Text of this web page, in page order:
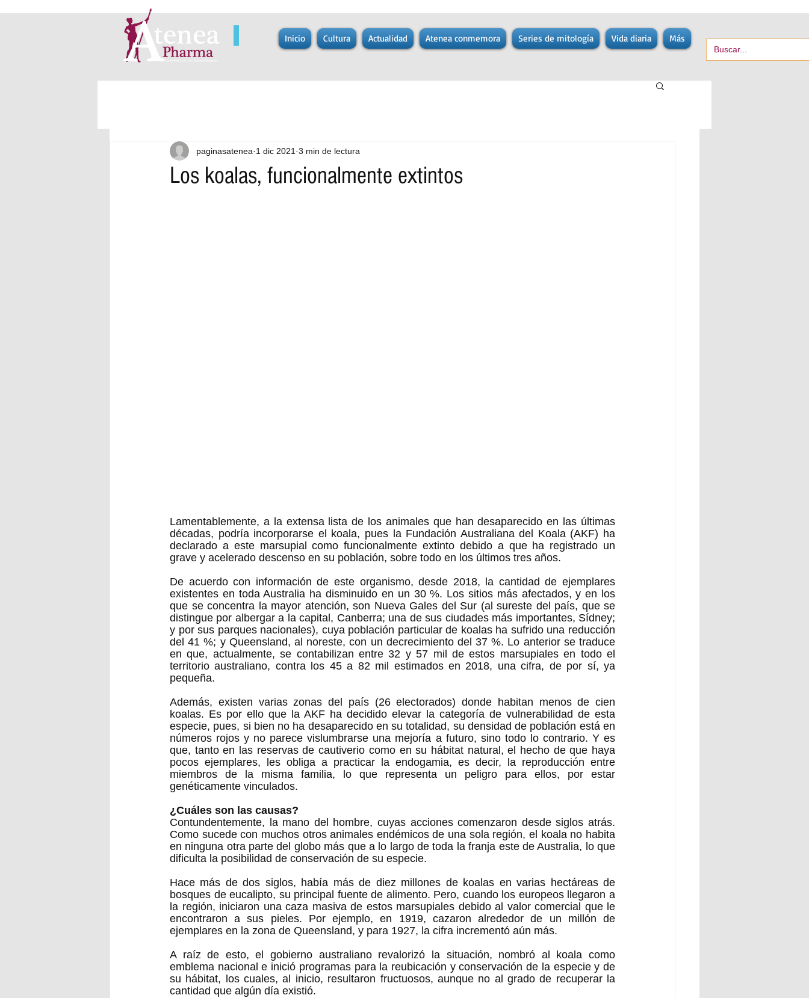
Inicio Cultura Actualidad Atenea conmemora Series de mitología Vida diaria Más
Los koalas, funcionalmente extintos
paginasatenea 1 dic 2021 3 min de lectura
Lamentablemente, a la extensa lista de los animales que han desaparecido en las últimas
décadas, podría incorporarse el koala, pues la Fundación Australiana del Koala (AKF) ha
declarado a este marsupial como funcionalmente extinto debido a que ha registrado un
grave y acelerado descenso en su población, sobre todo en los últimos tres años.
De acuerdo con información de este organismo, desde 2018, la cantidad de ejemplares
existentes en toda Australia ha disminuido en un 30 %. Los sitios más afectados, y en los
que se concentra la mayor atención, son Nueva Gales del Sur (al sureste del país, que se
distingue por albergar a la capital, Canberra; una de sus ciudades más importantes, Sídney;
y por sus parques nacionales), cuya población particular de koalas ha sufrido una reducción
del 41 %; y Queensland, al noreste, con un decrecimiento del 37 %. Lo anterior se traduce
en que, actualmente, se contabilizan entre 32 y 57 mil de estos marsupiales en todo el
territorio australiano, contra los 45 a 82 mil estimados en 2018, una cifra, de por sí, ya
pequeña.
Además, existen varias zonas del país (26 electorados) donde habitan menos de cien
koalas. Es por ello que la AKF ha decidido elevar la categoría de vulnerabilidad de esta
especie, pues, si bien no ha desaparecido en su totalidad, su densidad de población está en
números rojos y no parece vislumbrarse una mejoría a futuro, sino todo lo contrario. Y es
que, tanto en las reservas de cautiverio como en su hábitat natural, el hecho de que haya
pocos ejemplares, les obliga a practicar la endogamia, es decir, la reproducción entre
miembros de la misma familia, lo que representa un peligro para ellos, por estar
genéticamente vinculados.
¿Cuáles son las causas?
Contundentemente, la mano del hombre, cuyas acciones comenzaron desde siglos atrás.
Como sucede con muchos otros animales endémicos de una sola región, el koala no habita
en ninguna otra parte del globo más que a lo largo de toda la franja este de Australia, lo que
dificulta la posibilidad de conservación de su especie.
Hace más de dos siglos, había más de diez millones de koalas en varias hectáreas de
bosques de eucalipto, su principal fuente de alimento. Pero, cuando los europeos llegaron a
la región, iniciaron una caza masiva de estos marsupiales debido al valor comercial que le
encontraron a sus pieles. Por ejemplo, en 1919, cazaron alrededor de un millón de
ejemplares en la zona de Queensland, y para 1927, la cifra incrementó aún más.
A raíz de esto, el gobierno australiano revalorizó la situación, nombró al koala como
emblema nacional e inició programas para la reubicación y conservación de la especie y de
su hábitat, los cuales, al inicio, resultaron fructuosos, aunque no al grado de recuperar la
cantidad que algún día existió.